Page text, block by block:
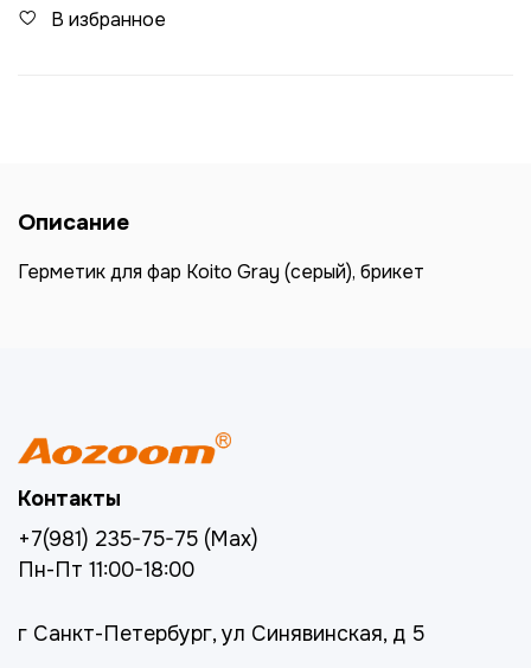
В избранное
Описание
Герметик для фар Koito Gray (серый), брикет
Контакты
+7(981) 235-75-75 (Max)
Пн-Пт 11:00-18:00
г Санкт-Петербург, ул Синявинская, д 5